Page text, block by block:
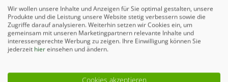
Wir wollen unsere Inhalte und Anzeigen für Sie optimal gestalten, unsere
Produkte und die Leistung unsere Website stetig verbessern sowie die
Zugriffe darauf analysieren. Weiterhin setzen wir Cookies ein, um
gemeinsam mit unseren Marketingpartnern relevante Inhalte und
interessengerechte Werbung zu zeigen. Ihre Einwilligung können Sie
jederzeit hiereinsehen und ändern.
Cookies akzeptieren